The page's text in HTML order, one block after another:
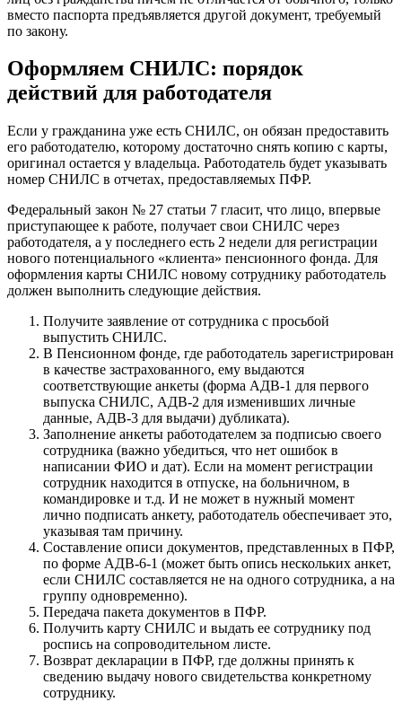
вместо паспорта предъявляется другой документ, требуемый
по закону.
Оформляем СНИЛС: порядок
действий для работодателя
Если у гражданина уже есть СНИЛС, он обязан предоставить
его работодателю, которому достаточно снять копию с карты,
оригинал остается у владельца. Работодатель будет указывать
номер СНИЛС в отчетах, предоставляемых ПФР.
Федеральный закон № 27 статьи 7 гласит, что лицо, впервые
приступающее к работе, получает свои СНИЛС через
работодателя, а у последнего есть 2 недели для регистрации
нового потенциального «клиента» пенсионного фонда. Для
оформления карты СНИЛС новому сотруднику работодатель
должен выполнить следующие действия.
Получите заявление от сотрудника с просьбой
выпустить СНИЛС.
В Пенсионном фонде, где работодатель зарегистрирован
в качестве застрахованного, ему выдаются
соответствующие анкеты (форма АДВ-1 для первого
выпуска СНИЛС, АДВ-2 для изменивших личные
данные, АДВ-3 для выдачи) дубликата).
Заполнение анкеты работодателем за подписью своего
сотрудника (важно убедиться, что нет ошибок в
написании ФИО и дат). Если на момент регистрации
сотрудник находится в отпуске, на больничном, в
командировке и т.д. И не может в нужный момент
лично подписать анкету, работодатель обеспечивает это,
указывая там причину.
Составление описи документов, представленных в ПФР,
по форме АДВ-6-1 (может быть опись нескольких анкет,
если СНИЛС составляется не на одного сотрудника, а на
группу одновременно).
Передача пакета документов в ПФР.
Получить карту СНИЛС и выдать ее сотруднику под
роспись на сопроводительном листе.
Возврат декларации в ПФР, где должны принять к
сведению выдачу нового свидетельства конкретному
сотруднику.